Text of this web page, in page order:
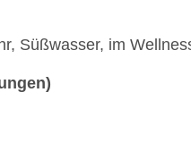
Süßwasser, im